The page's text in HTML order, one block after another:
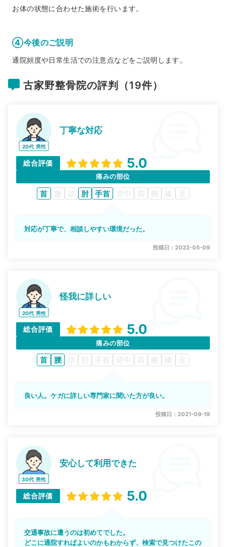
お体の状態に合わせた施術を行います。
④今後のご説明
通院頻度や日常生活での注意点などをご説明します。
古家野整骨院の評判（19件）
20代 男性
丁寧な対応
総合評価 5.0
痛みの部位
首 腰 頭 肘 手首 背中 肩 腕 膝 足
対応が丁寧で、相談しやすい環境だった。
投稿日：2022-05-09
20代 男性
怪我に詳しい
総合評価 5.0
痛みの部位
首 腰 頭 肘 手首 背中 肩 腕 膝 足
良い人。ケガに詳しい専門家に聞いた方が良い。
投稿日：2021-09-19
30代 男性
安心して利用できた
総合評価 5.0
交通事故に遭うのは初めてでした。
どこに通院すればよいのかもわからず、検索で見つけたこの